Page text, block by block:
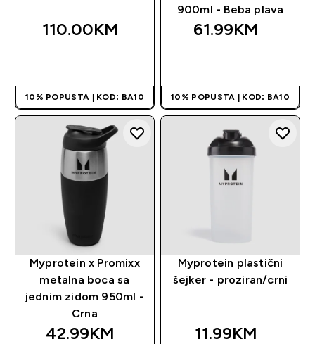
110.00KM‎
10% POPUSTA | KOD: BA10
900ml - Beba plava
61.99KM‎
10% POPUSTA | KOD: BA10
Myprotein x Promixx
metalna boca sa
jednim zidom 950ml -
Crna
42.99KM‎
Myprotein plastični
šejker - proziran/crni
11.99KM‎